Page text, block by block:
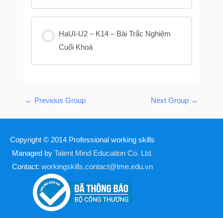
0% COMPLETE 0/0 Steps
HaUI-U2 – K14 – Bài Trắc Nghiệm
Cuối Khoá
← Previous Group Next Group →
Copyright © 2014 Professional working skills
Managed by Talent Mind Education Co. Ltd.
Contact: workingskills.contact@tme.edu.vn